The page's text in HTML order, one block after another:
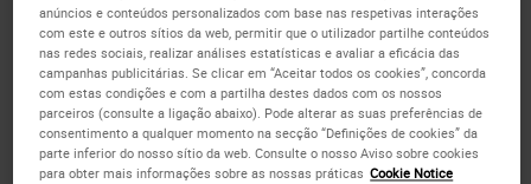
écrinas e outros tipo de células.
A presença de calretinina é relatada ser um marcador útil
principalmente para duas finalidades: a diferenciação do
mesotelioma maligno de carcinomas e caracterização
diferencial dos tumores do estroma ovariano.
anúncios e conteúdos personalizados com base nas respetivas interações
com este e outros sítios da web, permitir que o utilizador partilhe conteúdos
nas redes sociais, realizar análises estatísticas e avaliar a eficácia das
campanhas publicitárias. Se clicar em “Aceitar todos os cookies”, concorda
com estas condições e com a partilha destes dados com os nossos
parceiros (consulte a ligação abaixo). Pode alterar as suas preferências de
consentimento a qualquer momento na secção “Definições de cookies” da
parte inferior do nosso sítio da web. Consulte o nosso Aviso sobre cookies
para obter mais informações sobre as nossas práticas Cookie Notice